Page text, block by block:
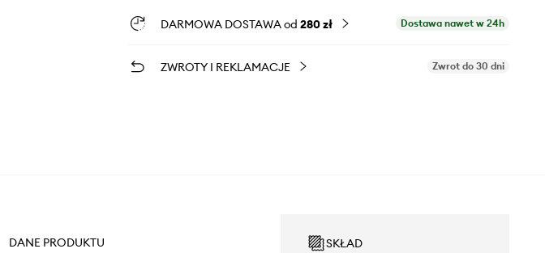
DARMOWA DOSTAWA od 280 zł Dostawa nawet w 24h
ZWROTY I REKLAMACJE Zwrot do 30 dni
DANE PRODUKTU SKŁAD